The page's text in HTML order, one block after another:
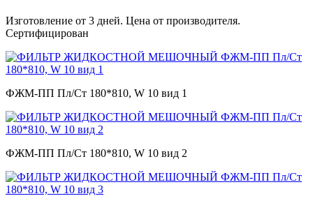
Изготовление от 3 дней. Цена от производителя.
Сертифицирован
ФЖМ-ПП Пл/Ст 180*810, W 10 вид 1
ФЖМ-ПП Пл/Ст 180*810, W 10 вид 2